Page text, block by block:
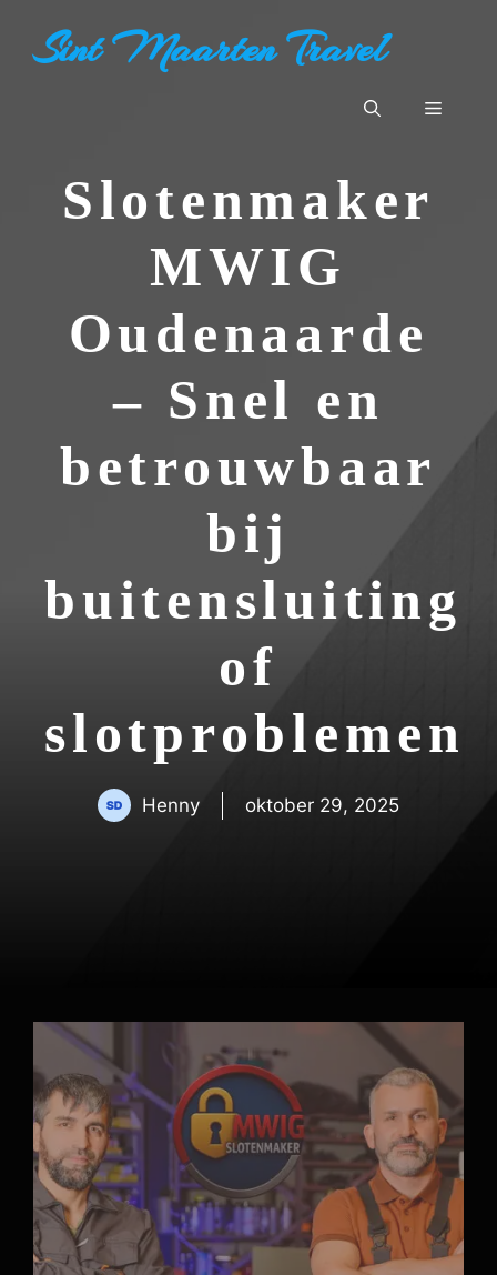
Sint Maarten Travel
Menu
Slotenmaker
MWIG
Oudenaarde
– Snel en
betrouwbaar
bij
buitensluiting
of
slotproblemen
Henny oktober 29, 2025